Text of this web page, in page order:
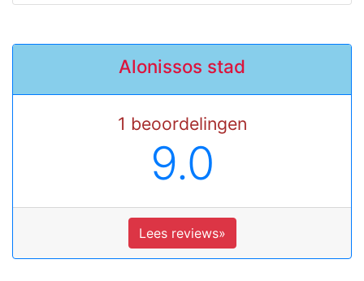
Alonissos stad
1 beoordelingen
9.0
Lees reviews»